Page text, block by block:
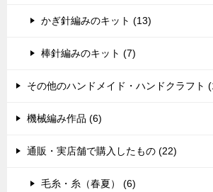
かぎ針編みのキット (13)
棒針編みのキット (7)
その他のハンドメイド・ハンドクラフト
機械編み作品 (6)
通販・実店舗で購入したもの (22)
毛糸・糸（春夏） (6)